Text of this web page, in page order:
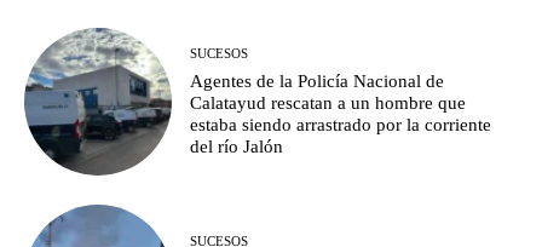
SUCESOS
Agentes de la Policía Nacional de
Calatayud rescatan a un hombre que
estaba siendo arrastrado por la corriente
del río Jalón
SUCESOS